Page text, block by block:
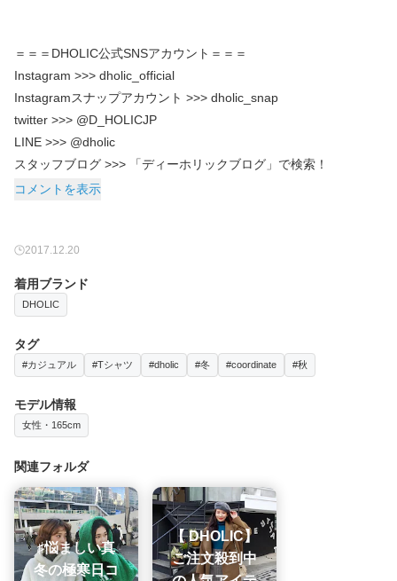
＝＝＝DHOLIC公式SNSアカウント＝＝＝
Instagram >>> dholic_official
Instagramスナップアカウント >>> dholic_snap
twitter >>> @D_HOLICJP
LINE >>> @dholic
スタッフブログ >>> 「ディーホリックブログ」で検索！
コメントを表示
2017.12.20
着用ブランド
DHOLIC
タグ
#カジュアル #Tシャツ #dholic #冬 #coordinate #秋
モデル情報
女性・165cm
関連フォルダ
♯悩ましい真
冬の極寒日コ
【 DHOLIC】
ご注文殺到中